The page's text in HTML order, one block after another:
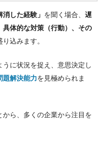
した経験」 を聞く場合、 遅
体的な対策（行動）、その
込みます。
に状況を捉え、意思決定し
題解決能力を見極められま
から、多くの企業から注目を